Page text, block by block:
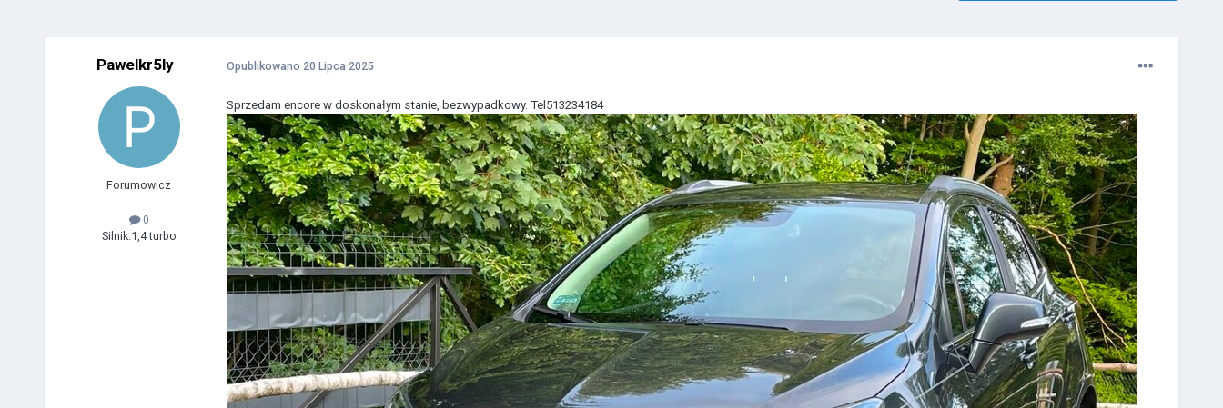
Pawelkr5ly
Forumowicz
0
Silnik:1,4 turbo
Opublikowano 20 Lipca 2025
Sprzedam encore w doskonałym stanie, bezwypadkowy. Tel513234184